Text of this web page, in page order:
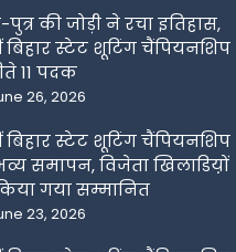
पुत्र की जोड़ी ने रचा इतिहास,
बिहार स्टेट शूटिंग चैंपियनशिप
11 पदक
26, 2026
बिहार स्टेट शूटिंग चैंपियनशिप
समापन, विजेता खिलाडिय़ों
गया सम्मानित
23, 2026